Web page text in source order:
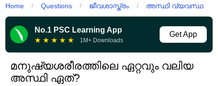
Home / Questions / ജീവശാസ്ത്രം / അസ്ഥി വ്യവസ്ഥ
No.1 PSC Learning App
★ ★ ★ ★ ★ 1M+ Downloads
Get App
മനുഷ്യശരീരത്തിലെ ഏറ്റവും വലിയ
അസ്ഥി ഏത്?